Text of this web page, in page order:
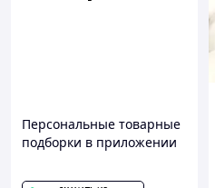
Персональные товарные
подборки в приложении